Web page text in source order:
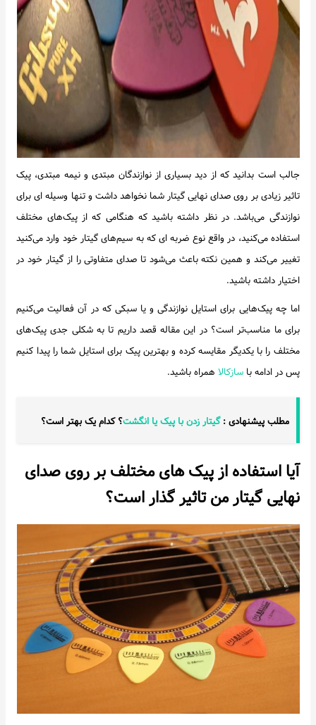
جالب است بدانید که از دید بسیاری از نوازندگان مبتدی و نیمه مبتدی، پیک
تاثیر زیادی بر روی صدای نهایی گیتار شما نخواهد داشت و تنها وسیله ای برای
نوازندگی می‌باشد. در نظر داشته باشید که هنگامی که از پیک‌های مختلف
استفاده می‌کنید، در واقع نوع ضربه ای که به سیم‌های گیتار خود وارد می‌کنید
تغییر می‌کند و همین نکته باعث می‌شود تا صدای متفاوتی را از گیتار خود در
اختیار داشته باشید.
اما چه پیک‌هایی برای استایل نوازندگی و یا سبکی که در آن فعالیت می‌کنیم
برای ما مناسب‌تر است؟ در این مقاله قصد داریم تا به شکلی جدی پیک‌های
مختلف را با یکدیگر مقایسه کرده و بهترین پیک برای استایل شما را پیدا کنیم
پس در ادامه باسازکالا همراه باشید.
مطلب پیشنهادی :گیتار زدن با پیک یا انگشت؟ کدام یک بهتر است؟
آیا استفاده از پیک های مختلف بر روی صدای
نهایی گیتار من تاثیر گذار است؟